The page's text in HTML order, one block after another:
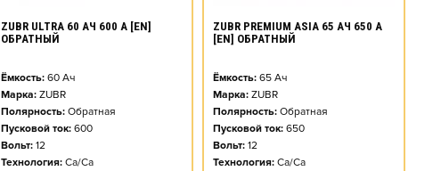
ZUBR ULTRA 60 АЧ 600 А [EN]
ОБРАТНЫЙ
Ёмкость: 60Ач
Марка: ZUBR
Полярность: Обратная
Пусковой ток: 600
Вольт: 12
Технология: Ca/Ca
ZUBR PREMIUM ASIA 65 АЧ 650 А
[EN] ОБРАТНЫЙ
Ёмкость: 65Ач
Марка: ZUBR
Полярность: Обратная
Пусковой ток: 650
Вольт: 12
Технология: Ca/Ca